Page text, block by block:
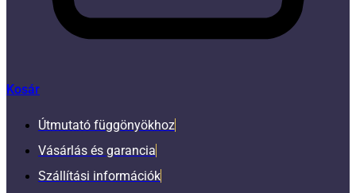
Kosár
Útmutató függönyökhoz
Vásárlás és garancia
Szállítási információk